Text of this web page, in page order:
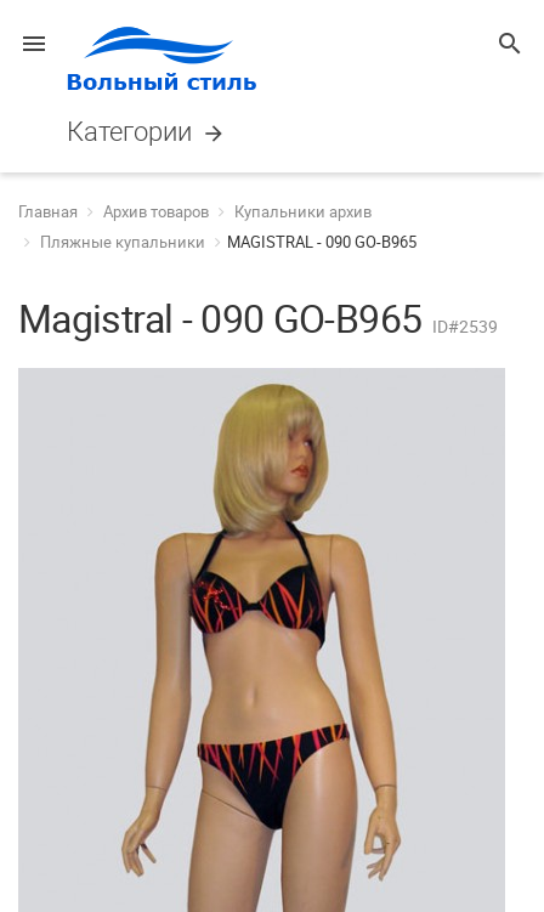
menu search
Категории arrow_forward
Главная Архив товаров
Купальники архив
Пляжные купальники
MAGISTRAL - 090 GO-B965
Magistral - 090 GO-B965 ID#2539